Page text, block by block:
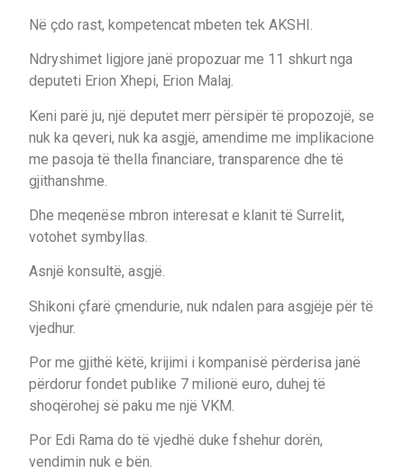
Në çdo rast, kompetencat mbeten tek AKSHI.
Ndryshimet ligjore janë propozuar me 11 shkurt nga
deputeti Erion Xhepi, Erion Malaj.
Keni parë ju, një deputet merr përsipër të propozojë, se
nuk ka qeveri, nuk ka asgjë, amendime me implikacione
me pasoja të thella financiare, transparence dhe të
gjithanshme.
Dhe meqenëse mbron interesat e klanit të Surrelit,
votohet symbyllas.
Asnjë konsultë, asgjë.
Shikoni çfarë çmendurie, nuk ndalen para asgjëje për të
vjedhur.
Por me gjithë këtë, krijimi i kompanisë përderisa janë
përdorur fondet publike 7 milionë euro, duhej të
shoqërohej së paku me një VKM.
Por Edi Rama do të vjedhë duke fshehur dorën,
vendimin nuk e bën.